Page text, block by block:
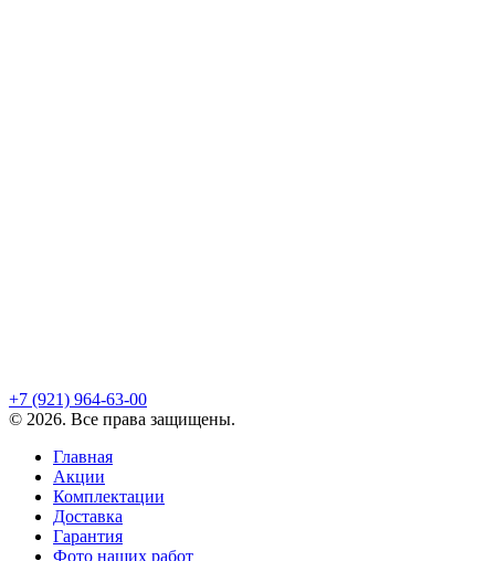
+7 (921) 964-63-00
© 2026. Все права защищены.
Главная
Акции
Комплектации
Доставка
Гарантия
Фото наших работ